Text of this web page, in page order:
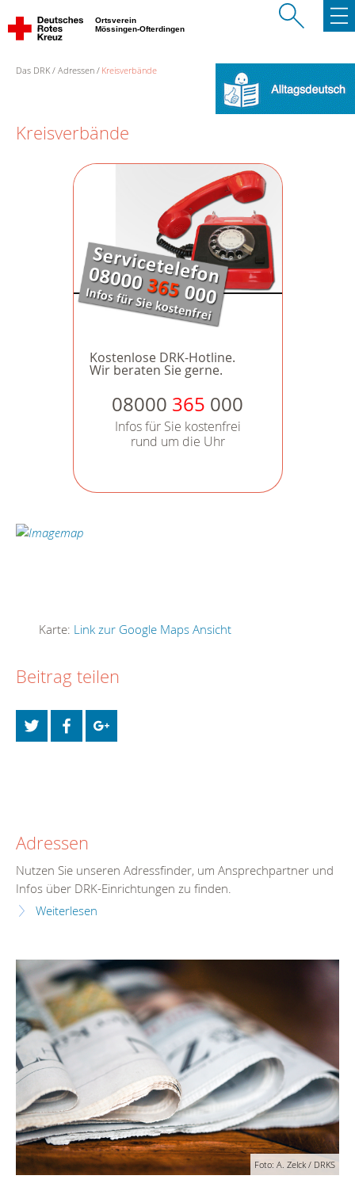
Ortsverein
Mössingen-Ofterdingen
Das DRK Adressen Kreisverbände
Kreisverbände
Kostenlose DRK-Hotline.
Wir beraten Sie gerne.
08000 365 000
Infos für Sie kostenfrei
rund um die Uhr
Karte: Link zur Google Maps Ansicht
Beitrag teilen
Adressen
Nutzen Sie unseren Adressfinder, um Ansprechpartner und
Infos über DRK-Einrichtungen zu finden.
Weiterlesen
Foto: A. Zelck / DRKS